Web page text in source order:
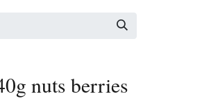
nuts berries